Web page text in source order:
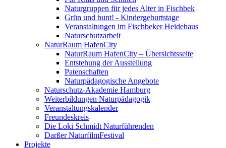
Naturgruppen für jedes Alter in Fischbek
Grün und bunt! - Kindergeburtstage
Veranstaltungen im Fischbeker Heidehaus
Naturschutzarbeit
NaturRaum HafenCity
NaturRaum HafenCity – Übersichtsseite
Entstehung der Ausstellung
Patenschaften
Naturpädagogische Angebote
Naturschutz-Akademie Hamburg
Weiterbildungen Naturpädagogik
Veranstaltungskalender
Freundeskreis
Die Loki Schmidt Naturführenden
Darßer NaturfilmFestival
Projekte